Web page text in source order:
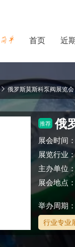
首页 近
俄罗斯莫斯科泵阀展览会
推荐 俄
展会时间：
展览行业
主办单位
展会地点：
举办周期
行业专业